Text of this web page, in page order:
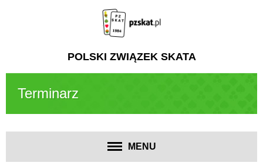
POLSKI ZWIĄZEK SKATA
Terminarz
MENU